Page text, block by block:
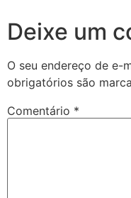
Deixe um
O seu endereço de e-
obrigatórios são
Comentário *